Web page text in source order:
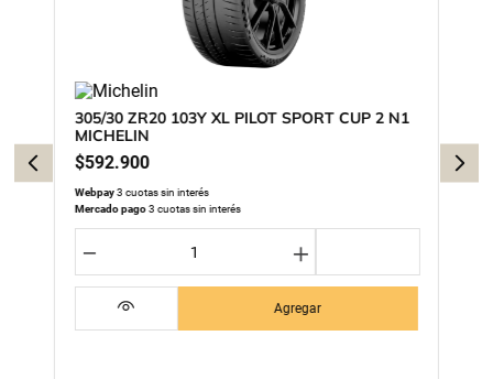
305/30 ZR20 103Y XL PILOT SPORT CUP 2 N1
MICHELIN
$592.900
Webpay3 cuotas sin interés
Mercado pago3 cuotas sin interés
＋
－
Agregar